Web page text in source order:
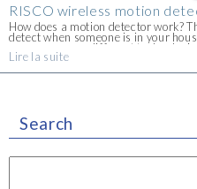
RISCO wireless motion
How does a motion detector work?
detect when someone is in your
sensor can use different
Lire la suite
Search